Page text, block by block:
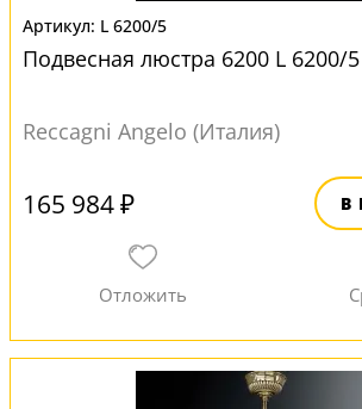
L 6200/5
Подвесная люстра 6200 L 6200/
Reccagni Angelo (Италия)
165 984 ₽ В